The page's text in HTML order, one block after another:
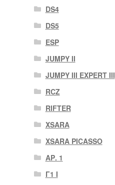
DS4
DS5
ESP
JUMPY II
JUMPY III EXPERT III
RCZ
RIFTER
XSARA
XSARA PICASSO
ΑΡ. 1
Γ1 Ι